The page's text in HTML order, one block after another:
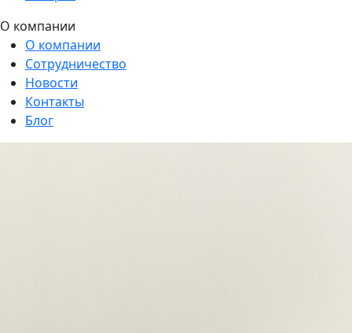
О компании
О компании
Сотрудничество
Новости
Контакты
Блог